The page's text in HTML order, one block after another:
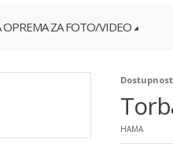
ZA FOTO/VIDEO
HAMA